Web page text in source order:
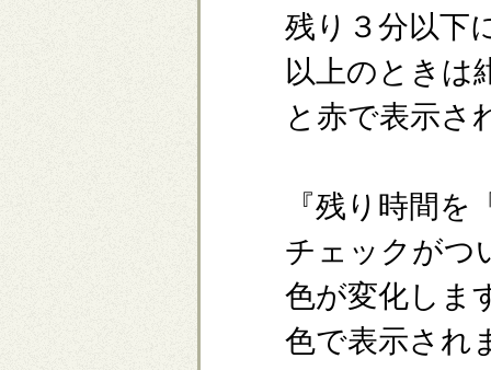
残り３分以下
以上のときは
と赤で表示さ
『残り時間
チェックがつ
色が変化しま
色で表示され